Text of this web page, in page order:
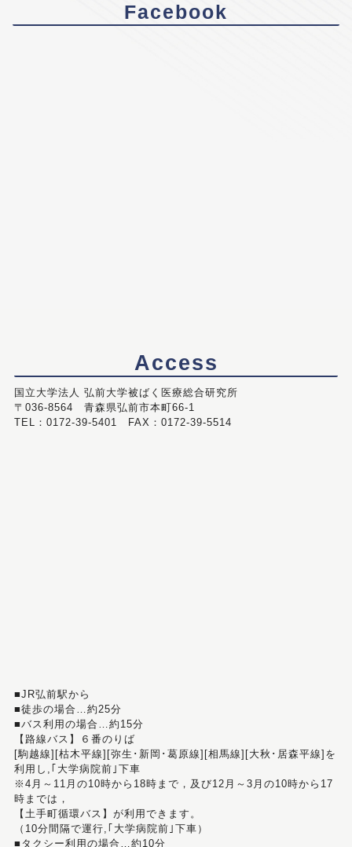
Facebook
Access
国立大学法人 弘前大学被ばく医療総合研究所
〒036-8564 青森県弘前市本町66-1
TEL：0172-39-5401 FAX：0172-39-5514
■JR弘前駅から
■徒歩の場合…約25分
■バス利用の場合…約15分
【路線バス】６番のりば
[駒越線][枯木平線][弥生･新岡･葛原線][相馬線][大秋･居森平線]を
利用し,｢大学病院前｣下車
※4月～11月の10時から18時まで，及び12月～3月の10時から17
時までは，
【土手町循環バス】が利用できます。
（10分間隔で運行,｢大学病院前｣下車）
■タクシー利用の場合…約10分